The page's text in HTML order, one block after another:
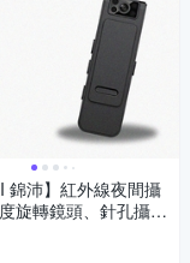
錦沛】紅外線夜間攝
旋轉鏡頭、針孔攝影
影機 密錄器 JS-05B